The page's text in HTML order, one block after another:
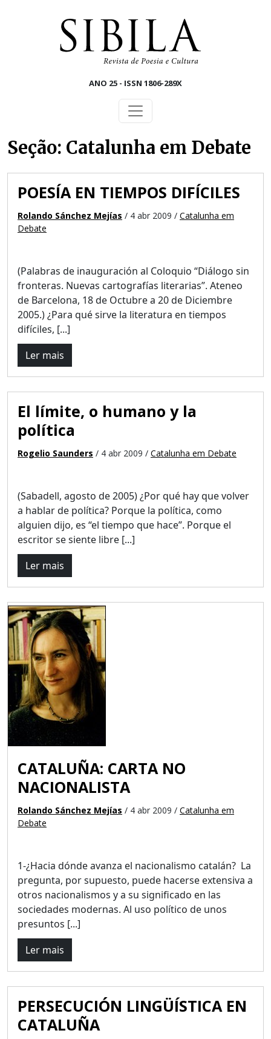
ANO 25 - ISSN 1806-289X
Seção: Catalunha em Debate
POESÍA EN TIEMPOS DIFÍCILES
Rolando Sánchez Mejías / 4 abr 2009 / Catalunha em
Debate
(Palabras de inauguración al Coloquio “Diálogo sin
fronteras. Nuevas cartografías literarias”. Ateneo
de Barcelona, 18 de Octubre a 20 de Diciembre
2005.) ¿Para qué sirve la literatura en tiempos
difíciles, [...]
Ler mais
El límite, o humano y la
política
Rogelio Saunders / 4 abr 2009 / Catalunha em Debate
(Sabadell, agosto de 2005) ¿Por qué hay que volver
a hablar de política? Porque la política, como
alguien dijo, es “el tiempo que hace”. Porque el
escritor se siente libre [...]
Ler mais
CATALUÑA: CARTA NO
NACIONALISTA
Rolando Sánchez Mejías / 4 abr 2009 / Catalunha em
Debate
1-¿Hacia dónde avanza el nacionalismo catalán? La
pregunta, por supuesto, puede hacerse extensiva a
otros nacionalismos y a su significado en las
sociedades modernas. Al uso político de unos
presuntos [...]
Ler mais
PERSECUCIÓN LINGÜÍSTICA EN
CATALUÑA